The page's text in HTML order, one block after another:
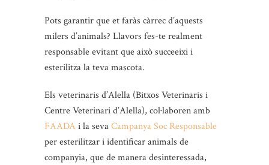
Pots garantir que et faràs càrrec d’aquests
milers d’animals? Llavors fes-te realment
responsable evitant que això succeeixi i
esterilitza la teva mascota.
Els veterinaris d’Alella (Bitxos Veterinaris i
Centre Veterinari d’Alella), col·laboren amb
FAADAi la sevaCampanya Soc Responsable
per esterilitzar i identificar animals de
companyia, que de manera desinteressada,